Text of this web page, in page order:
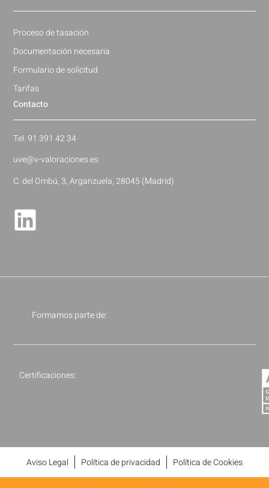
Contacto
Tel. 91 391 42 34
uve@v-valoraciones.es
C. del Ombú, 3, Arganzuela, 28045 (Madrid)
Proceso de tasación
Documentación necesaria
Formulario de solicitud
Tarifas
Formamos parte de:
Certificaciones:
Aviso Legal Política de privacidad Política de Cookies